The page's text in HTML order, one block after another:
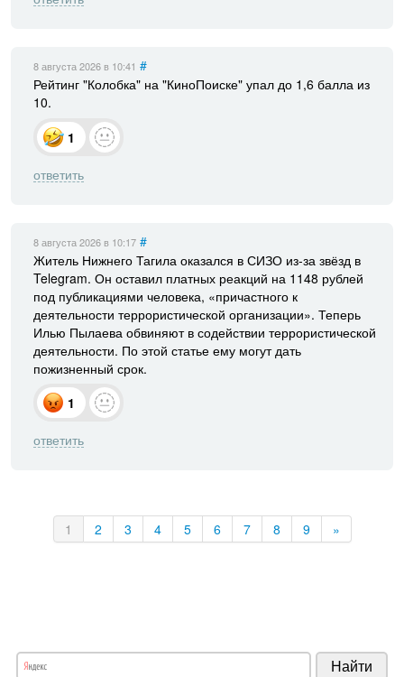
8 августа 2026 в 10:41 #
Рейтинг "Колобка" на "КиноПоиске" упал до 1,6 балла из
10.
1
ответить
8 августа 2026 в 10:17 #
Житель Нижнего Тагила оказался в СИЗО из-за звёзд в
Telegram. Он оставил платных реакций на 1148 рублей
под публикациями человека, «причастного к
деятельности террористической организации». Теперь
Илью Пылаева обвиняют в содействии террористической
деятельности. По этой статье ему могут дать
пожизненный срок.
1
ответить
1 2 3 4 5 6 7 8 9 »